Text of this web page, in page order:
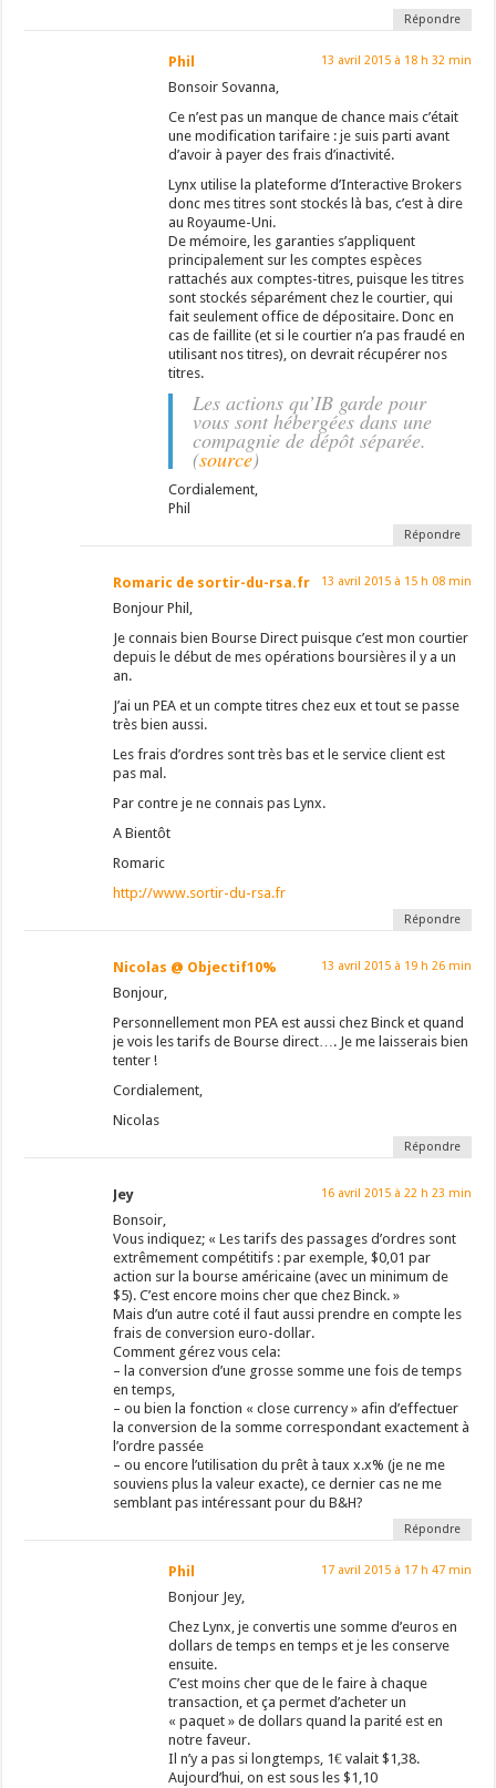
Répondre
Phil 13 avril 2015 à 18 h 32 min
Bonsoir Sovanna,
Ce n’est pas un manque de chance mais c’était
une modification tarifaire : je suis parti avant
d’avoir à payer des frais d’inactivité.
Lynx utilise la plateforme d’Interactive Brokers
donc mes titres sont stockés là bas, c’est à dire
au Royaume-Uni.
De mémoire, les garanties s’appliquent
principalement sur les comptes espèces
rattachés aux comptes-titres, puisque les titres
sont stockés séparément chez le courtier, qui
fait seulement office de dépositaire. Donc en
cas de faillite (et si le courtier n’a pas fraudé en
utilisant nos titres), on devrait récupérer nos
titres.
Les actions qu’IB garde pour
vous sont hébergées dans une
compagnie de dépôt séparée.
(source)
Cordialement,
Phil
Répondre
Romaric de sortir-du-rsa.fr 13 avril 2015 à 15 h 08 min
Bonjour Phil,
Je connais bien Bourse Direct puisque c’est mon courtier
depuis le début de mes opérations boursières il y a un
an.
J’ai un PEA et un compte titres chez eux et tout se passe
très bien aussi.
Les frais d’ordres sont très bas et le service client est
pas mal.
Par contre je ne connais pas Lynx.
A Bientôt
Romaric
http://www.sortir-du-rsa.fr
Répondre
Nicolas @ Objectif10% 13 avril 2015 à 19 h 26 min
Bonjour,
Personnellement mon PEA est aussi chez Binck et quand
je vois les tarifs de Bourse direct…. Je me laisserais bien
tenter !
Cordialement,
Nicolas
Répondre
Jey 16 avril 2015 à 22 h 23 min
Bonsoir,
Vous indiquez; « Les tarifs des passages d’ordres sont
extrêmement compétitifs : par exemple, $0,01 par
action sur la bourse américaine (avec un minimum de
$5). C’est encore moins cher que chez Binck. »
Mais d’un autre coté il faut aussi prendre en compte les
frais de conversion euro-dollar.
Comment gérez vous cela:
– la conversion d’une grosse somme une fois de temps
en temps,
– ou bien la fonction « close currency » afin d’effectuer
la conversion de la somme correspondant exactement à
l’ordre passée
– ou encore l’utilisation du prêt à taux x.x% (je ne me
souviens plus la valeur exacte), ce dernier cas ne me
semblant pas intéressant pour du B&H?
Répondre
Phil 17 avril 2015 à 17 h 47 min
Bonjour Jey,
Chez Lynx, je convertis une somme d’euros en
dollars de temps en temps et je les conserve
ensuite.
C’est moins cher que de le faire à chaque
transaction, et ça permet d’acheter un
« paquet » de dollars quand la parité est en
notre faveur.
Il n’y a pas si longtemps, 1€ valait $1,38.
Aujourd’hui, on est sous les $1,10